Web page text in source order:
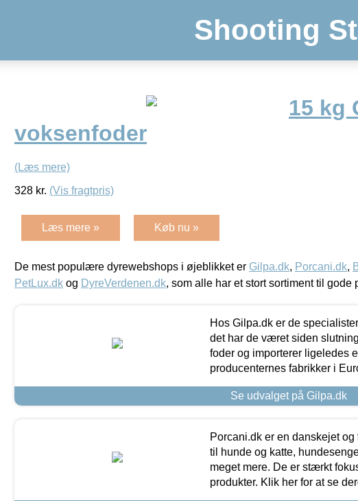
Shooting
15 kg
voksenfoder
(Læs mere)
328 kr. (Vis fragtpris)
Læs mere » Køb nu »
De mest populære dyrewebshops i øjeblikket er Gilpa.dk, Porcani.dk,
PetLux.dk og DyreVerdenen.dk, som alle har et stort sortiment til gode
Hos Gilpa.dk er de
det har de været siden
foder og importerer ligeledes
producenternes fabrikker i
Se udvalget på Gilpa.dk
Porcani.dk er en danskejet
til hunde og katte,
meget mere. De er stærkt
produkter. Klik her for at se